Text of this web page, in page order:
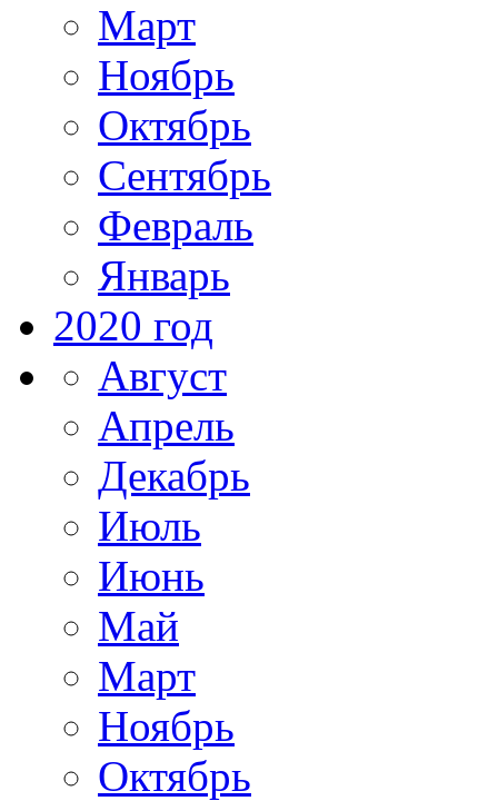
Март
Ноябрь
Октябрь
Сентябрь
Февраль
Январь
2020 год
Август
Апрель
Декабрь
Июль
Июнь
Май
Март
Ноябрь
Октябрь